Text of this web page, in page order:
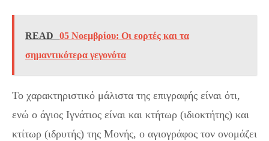
READ
05 Νοεμβρίου: Οι εορτές και τα
σημαντικότερα γεγονότα
Το χαρακτηριστικό μάλιστα της επιγραφής είναι ότι,
ενώ ο άγιος Ιγνάτιος είναι και κτήτωρ (ιδιοκτήτης) και
κτίτωρ (ιδρυτής) της Μονής, ο αγιογράφος τον ονομάζει